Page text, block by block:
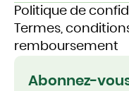
Politique de
Termes,
remboursement
Abonnez-